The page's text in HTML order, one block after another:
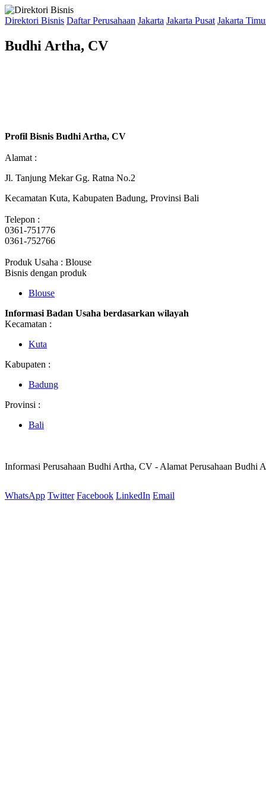
Direktori Bisnis Daftar Perusahaan Jakarta Jakarta Pusat Jakarta
Budhi Artha, CV
Profil Bisnis Budhi Artha, CV
Alamat :
Jl. Tanjung Mekar Gg. Ratna No.2
Kecamatan Kuta, Kabupaten Badung, Provinsi Bali
Telepon :
0361-751776
0361-752766
Produk Usaha : Blouse
Bisnis dengan produk
Blouse
Informasi Badan Usaha berdasarkan wilayah
Kecamatan :
Kuta
Kabupaten :
Badung
Provinsi :
Bali
Informasi Perusahaan Budhi Artha, CV - Alamat Perusahaan
WhatsApp Twitter Facebook LinkedIn Email